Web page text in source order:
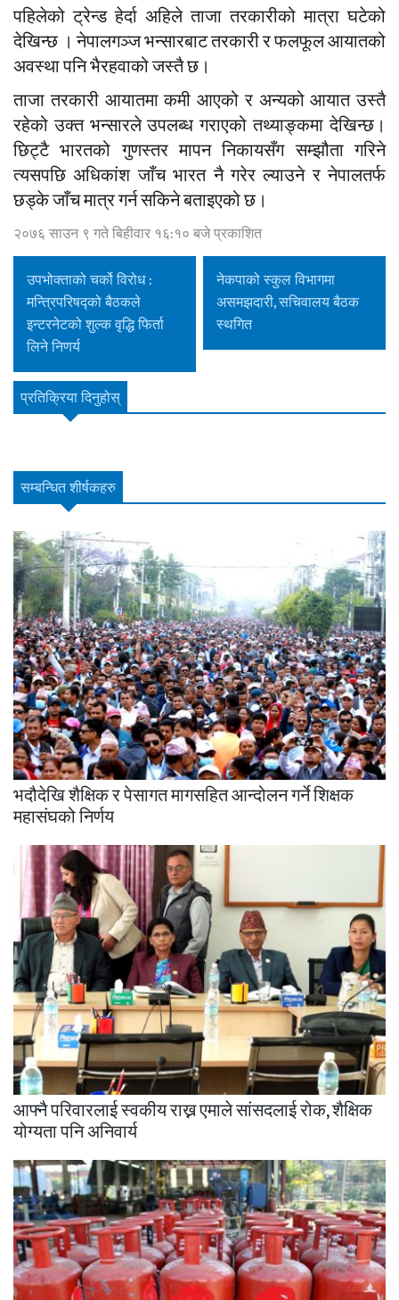
पहिलेको ट्रेन्ड हेर्दा अहिले ताजा तरकारीको मात्रा घटेको
देखिन्छ । नेपालगञ्ज भन्सारबाट तरकारी र फलफूल आयातको
अवस्था पनि भैरहवाको जस्तै छ।
ताजा तरकारी आयातमा कमी आएको र अन्यको आयात उस्तै
रहेको उक्त भन्सारले उपलब्ध गराएको तथ्याङ्कमा देखिन्छ।
छिट्टै भारतको गुणस्तर मापन निकायसँग सम्झौता गरिने
त्यसपछि अधिकांश जाँच भारत नै गरेर ल्याउने र नेपालतर्फ
छड्के जाँच मात्र गर्न सकिने बताइएको छ।
२०७६ साउन ९ गते बिहीवार १६:१० बजे प्रकाशित
उपभोक्ताको चर्को विरोध :
मन्त्रिपरिषद्को बैठकले
इन्टरनेटको शुल्क वृद्धि फिर्ता
लिने निणर्य
नेकपाको स्कुल विभागमा
असमझदारी, सचिवालय बैठक
स्थगित
प्रतिक्रिया दिनुहोस्
सम्बन्धित शीर्षकहरु
भदौदेखि शैक्षिक र पेसागत मागसहित आन्दोलन गर्ने शिक्षक
महासंघको निर्णय
आफ्नै परिवारलाई स्वकीय राख्न एमाले सांसदलाई रोक, शैक्षिक
योग्यता पनि अनिवार्य